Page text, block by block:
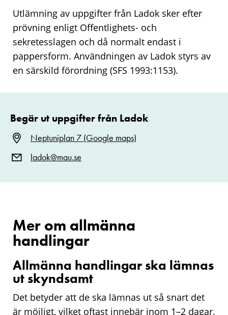
Utlämning av uppgifter från Ladok sker efter
prövning enligt Offentlighets- och
sekretesslagen och då normalt endast i
pappersform. Användningen av Ladok styrs av
en särskild förordning (SFS 1993:1153).
Begär ut uppgifter från Ladok
Neptuniplan 7 (Google maps)
ladok@mau.se
Mer om allmänna
handlingar
Allmänna handlingar ska lämnas
ut skyndsamt
Det betyder att de ska lämnas ut så snart det
är möjligt, vilket oftast innebär inom 1–2 dagar.